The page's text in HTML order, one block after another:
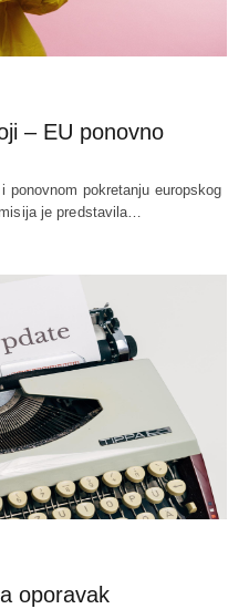
– EU ponovno
ponovnom pokretanju europskog
je predstavila…
oporavak